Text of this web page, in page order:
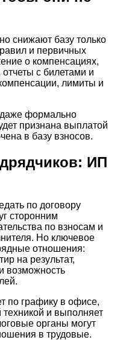
снижают базу только
и первичных
о компенсациях,
с билетами и
лимиты и
даже формально
признана выплатой
в базу взносов.
ИП
по договору
сторонним
по взносам и
Но ключевое
отношения:
на результат,
возможность
по графику в офисе,
техникой и выполняет
органы могут
в трудовые.